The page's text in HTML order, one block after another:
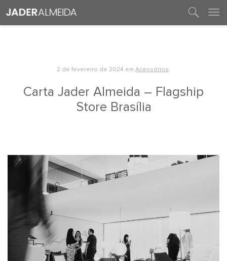
2 de fevereiro de 2024 em Acessórios.
Carta Jader Almeida – Flagship
Store Brasília